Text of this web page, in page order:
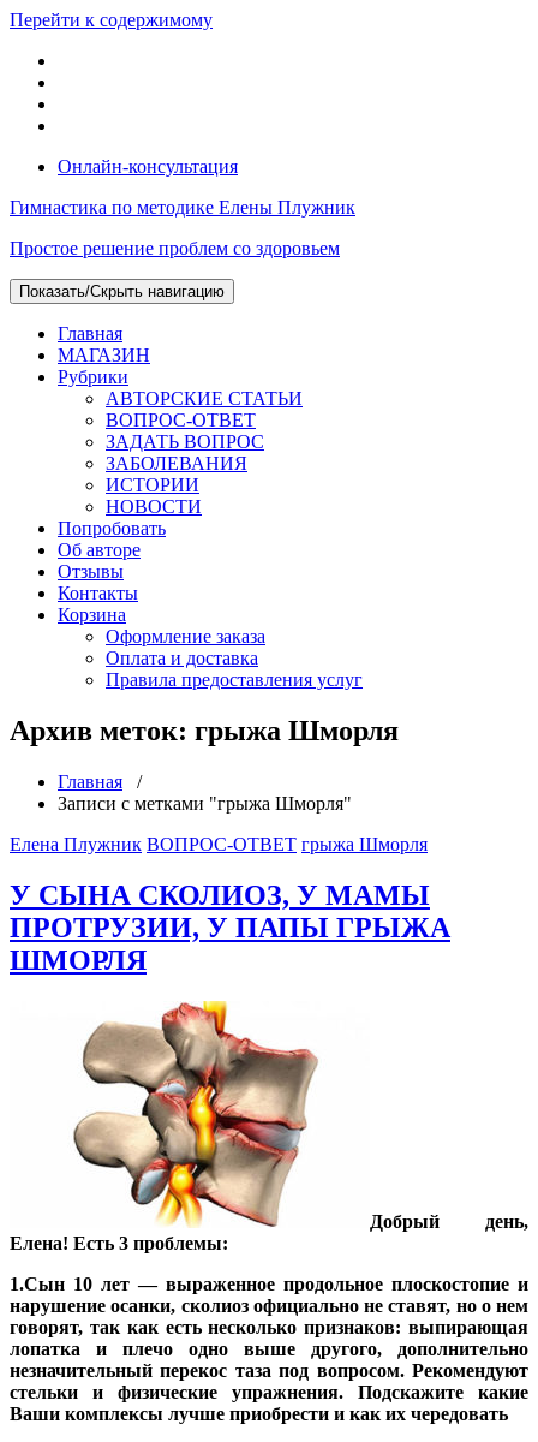
Перейти к содержимому
Онлайн-консультация
Гимнастика по методике Елены Плужник
Простое решение проблем со здоровьем
Показать/Скрыть навигацию
Главная
МАГАЗИН
Рубрики
АВТОРСКИЕ СТАТЬИ
ВОПРОС-ОТВЕТ
ЗАДАТЬ ВОПРОС
ЗАБОЛЕВАНИЯ
ИСТОРИИ
НОВОСТИ
Попробовать
Об авторе
Отзывы
Контакты
Корзина
Оформление заказа
Оплата и доставка
Правила предоставления услуг
Архив меток: грыжа Шморля
Главная /
Записи с метками "грыжа Шморля"
Елена Плужник ВОПРОС-ОТВЕТ грыжа Шморля
У СЫНА СКОЛИОЗ, У МАМЫ
ПРОТРУЗИИ, У ПАПЫ ГРЫЖА
ШМОРЛЯ
Добрый день,
Елена! Есть 3 проблемы:
1.Сын 10 лет — выраженное продольное плоскостопие и
нарушение осанки, сколиоз официально не ставят, но о нем
говорят, так как есть несколько признаков: выпирающая
лопатка и плечо одно выше другого, дополнительно
незначительный перекос таза под вопросом. Рекомендуют
стельки и физические упражнения. Подскажите какие
Ваши комплексы лучше приобрести и как их чередовать